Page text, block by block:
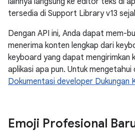
tersedia di Support Library v13
Dengan API ini, Anda dapat mem-
menerima konten lengkap dari
keyboard yang dapat mengirimkan
aplikasi apa pun. Untuk
Dokumentasi developer Dukungan
Emoji Profesional